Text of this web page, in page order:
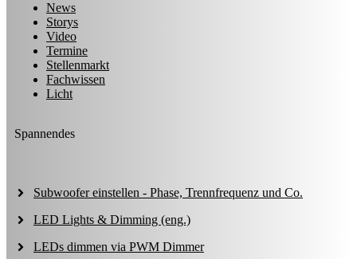
News
Storys
Video
Termine
Stellenmarkt
Fachwissen
Licht
Spannendes
Subwoofer einstellen - Phase, Trennfrequenz und Co.
LED Lights & Dimming (eng.)
LEDs dimmen via PWM Dimmer